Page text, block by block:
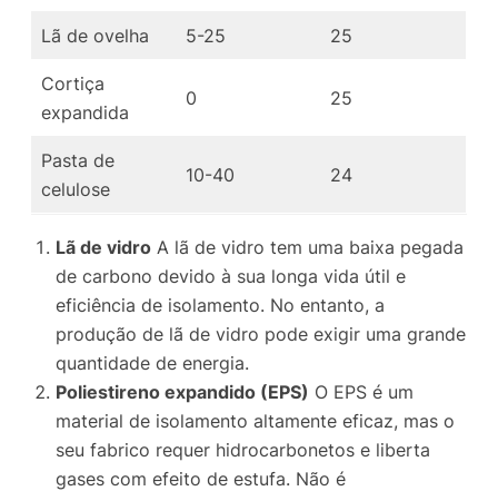
Lã de ovelha 5-25 25
Cortiça
expandida
0 25
Pasta de
celulose
10-40 24
Lã de vidro A lã de vidro tem uma baixa pegada
de carbono devido à sua longa vida útil e
eficiência de isolamento. No entanto, a
produção de lã de vidro pode exigir uma grande
quantidade de energia.
Poliestireno expandido (EPS) O EPS é um
material de isolamento altamente eficaz, mas o
seu fabrico requer hidrocarbonetos e liberta
gases com efeito de estufa. Não é